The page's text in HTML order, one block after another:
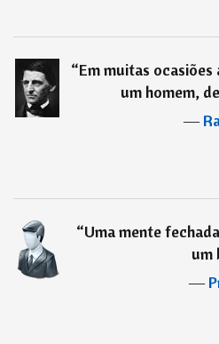
“Em muitas
um homem,
―
“Uma mente
um
―